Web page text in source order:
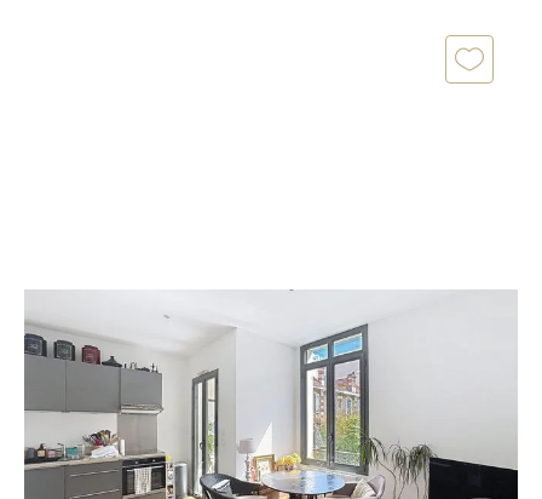
ARCACHON 33
50 m 2, 3 pièces
Ref : 766
Appartement T3 à vendre
448 000 €